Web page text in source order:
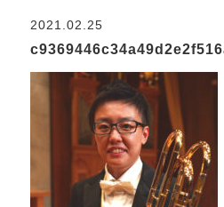
2021.02.25